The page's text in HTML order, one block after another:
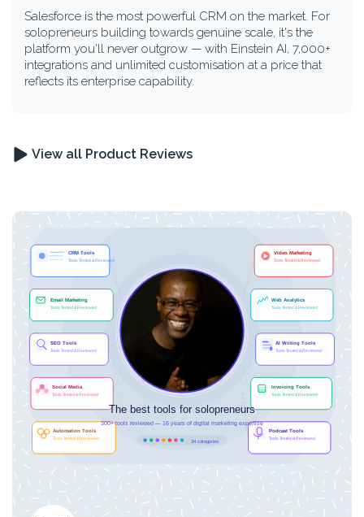
Salesforce is the most powerful CRM on the market. For
solopreneurs building towards genuine scale, it's the
platform you'll never outgrow — with Einstein AI, 7,000+
integrations and unlimited customisation at a price that
reflects its enterprise capability.
View all Product Reviews